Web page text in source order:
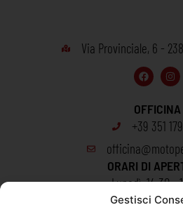
Gestisci
Via Provinciale, 6 -
OFFICINA
+39 351
ORARI DI
Lunedì: 14:30 -
Martedì - Venerdì: 8:30 -